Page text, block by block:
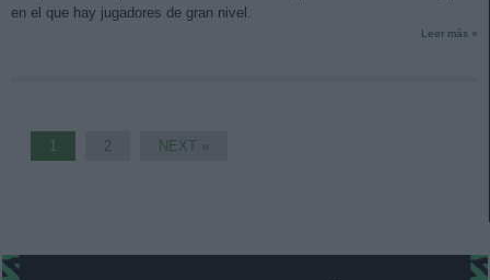
en el que hay jugadores de gran nivel.
Leer más »
1 2 NEXT »